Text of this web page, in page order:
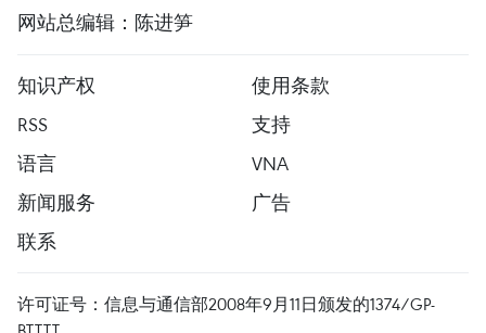
网站总编辑：陈进笋
知识产权
使用条款
RSS
支持
语言
VNA
新闻服务
广告
联系
许可证号：信息与通信部2008年9月11日颁发的1374/GP-